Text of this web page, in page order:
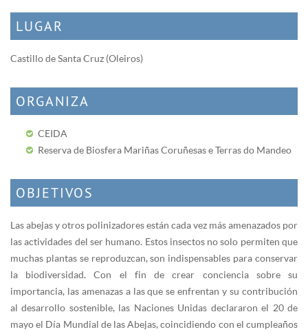
LUGAR
Castillo de Santa Cruz (Oleiros)
ORGANIZA
CEIDA
Reserva de Biosfera Mariñas Coruñesas e Terras do Mandeo
OBJETIVOS
Las abejas y otros polinizadores están cada vez más amenazados por
las actividades del ser humano. Estos insectos no solo permiten que
muchas plantas se reproduzcan, son indispensables para conservar
la biodiversidad. Con el fin de crear conciencia sobre su
importancia, las amenazas a las que se enfrentan y su contribución
al desarrollo sostenible, las Naciones Unidas declararon el 20 de
mayo el Día Mundial de las Abejas, coincidiendo con el cumpleaños